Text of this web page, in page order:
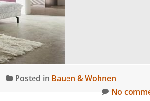
Posted in Bauen & Wohnen
No